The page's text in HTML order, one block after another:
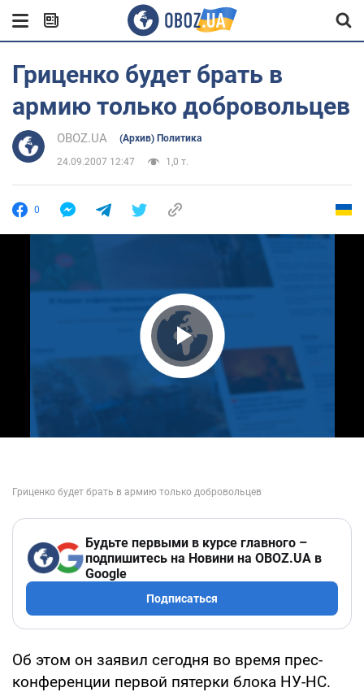
Гриценко будет брать в
армию только добровольцев
OBOZ.UA (Архив) Политика
24.09.2007 12:47 1,0 т.
0
Play Video
Будьте первыми в курсе главного –
подпишитесь на Новини на OBOZ.UA в
Google
Подписаться
Об этом он заявил сегодня во время прес-
конференции первой пятерки блока НУ-НС.